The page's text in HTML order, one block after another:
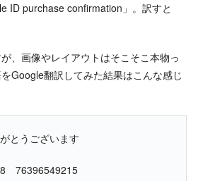
ID purchase confirmation」。訳すと
、画像やレイアウトはそこそこ本物っ
Google翻訳してみた結果はこんな感じ
とうございます
76396549215